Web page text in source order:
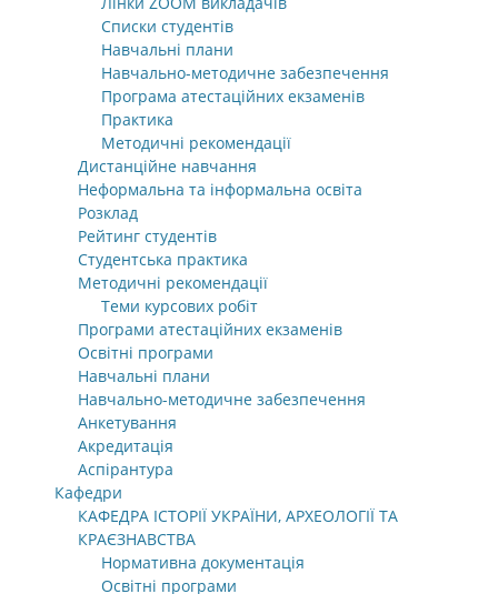
Списки студентів
Навчальні плани
Навчально-методичне забезпечення
Програма атестаційних екзаменів
Практика
Методичні рекомендації
Дистанційне навчання
Неформальна та інформальна освіта
Розклад
Рейтинг студентів
Студентська практика
Методичні рекомендації
Теми курсових робіт
Програми атестаційних екзаменів
Освітні програми
Навчальні плани
Навчально-методичне забезпечення
Анкетування
Акредитація
Аспірантура
Кафедри
КАФЕДРА ІСТОРІЇ УКРАЇНИ, АРХЕОЛОГІЇ ТА
КРАЄЗНАВСТВА
Нормативна документація
Освітні програми